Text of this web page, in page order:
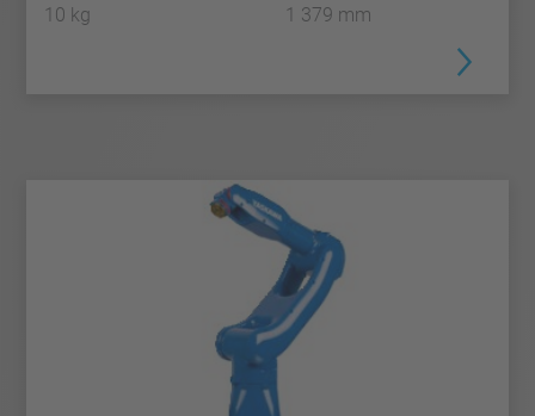
10 kg 1 379 mm